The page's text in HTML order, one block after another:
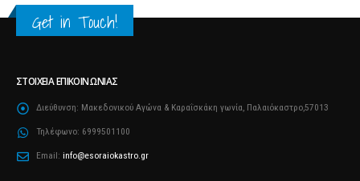
Get in Touch!
ΣΤΟΙΧΕΊΑ ΕΠΙΚΟΙΝΩΝΊΑΣ
Διεύθυνση: Μακεδονικού Αγώνα & Καραΐσκάκη γωνία, Παλαιόκαστρο,57013
Τηλέφωνο: 6999501100
Email: info@esoraiokastro.gr